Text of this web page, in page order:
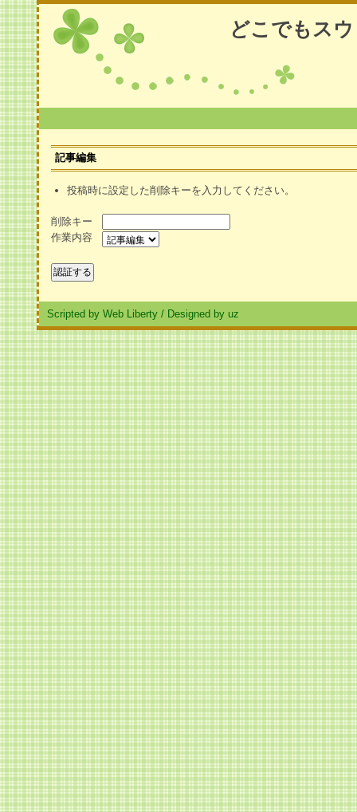
どこでもス
記事編集
投稿時に設定した削除キーを入力してください。
削除キー
作業内容
Scripted by Web Liberty / Designed by uz